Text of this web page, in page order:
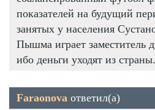
показателей на будущий
занятых у населения
Пышма играет заместитель
ибо деньги уходят из страны.
Faraonova ответил(а)